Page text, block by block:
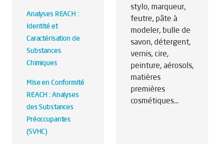
Analyses REACH :
Identité et
Caractérisation de
Substances
Chimiques
Mise en Conformité
REACH : Analyses
des Substances
Préoccupantes
(SVHC)
stylo, marqueur,
feutre, pâte à
modeler, bulle de
savon, détergent,
vernis, cire,
peinture, aérosols,
matières
premières
cosmétiques…